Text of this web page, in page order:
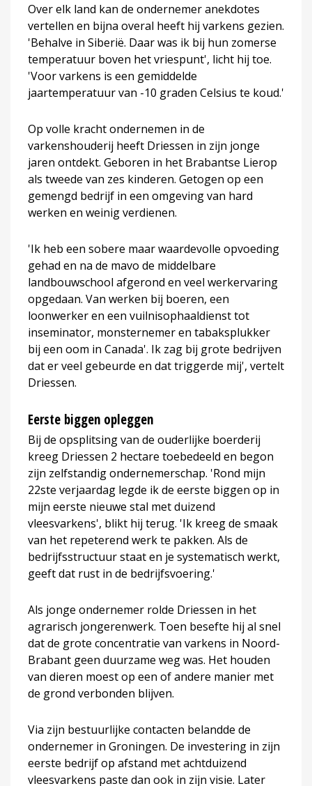
Over elk land kan de ondernemer anekdotes
vertellen en bijna overal heeft hij varkens gezien.
'Behalve in Siberië. Daar was ik bij hun zomerse
temperatuur boven het vriespunt', licht hij toe.
'Voor varkens is een gemiddelde
jaartemperatuur van -10 graden Celsius te koud.'
Op volle kracht ondernemen in de
varkenshouderij heeft Driessen in zijn jonge
jaren ontdekt. Geboren in het Brabantse Lierop
als tweede van zes kinderen. Getogen op een
gemengd bedrijf in een omgeving van hard
werken en weinig verdienen.
'Ik heb een sobere maar waardevolle opvoeding
gehad en na de mavo de middelbare
landbouwschool afgerond en veel werkervaring
opgedaan. Van werken bij boeren, een
loonwerker en een vuilnisophaaldienst tot
inseminator, monsternemer en tabaksplukker
bij een oom in Canada'. Ik zag bij grote bedrijven
dat er veel gebeurde en dat triggerde mij', vertelt
Driessen.
Eerste biggen opleggen
Bij de opsplitsing van de ouderlijke boerderij
kreeg Driessen 2 hectare toebedeeld en begon
zijn zelfstandig ondernemerschap. 'Rond mijn
22ste verjaardag legde ik de eerste biggen op in
mijn eerste nieuwe stal met duizend
vleesvarkens', blikt hij terug. 'Ik kreeg de smaak
van het repeterend werk te pakken. Als de
bedrijfsstructuur staat en je systematisch werkt,
geeft dat rust in de bedrijfsvoering.'
Als jonge ondernemer rolde Driessen in het
agrarisch jongerenwerk. Toen besefte hij al snel
dat de grote concentratie van varkens in Noord-
Brabant geen duurzame weg was. Het houden
van dieren moest op een of andere manier met
de grond verbonden blijven.
Via zijn bestuurlijke contacten belandde de
ondernemer in Groningen. De investering in zijn
eerste bedrijf op afstand met achtduizend
vleesvarkens paste dan ook in zijn visie. Later